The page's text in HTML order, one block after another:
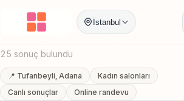
İstanbul
Anasayfa / Adana Tufanbeyli Kirpik Ekleme
Tufanbeyli, Adana Kirpik Ekleme
25 sonuç bulundu
📍 Tufanbeyli, Adana
Kadın salonları
Canlı sonuçlar
Online randevu